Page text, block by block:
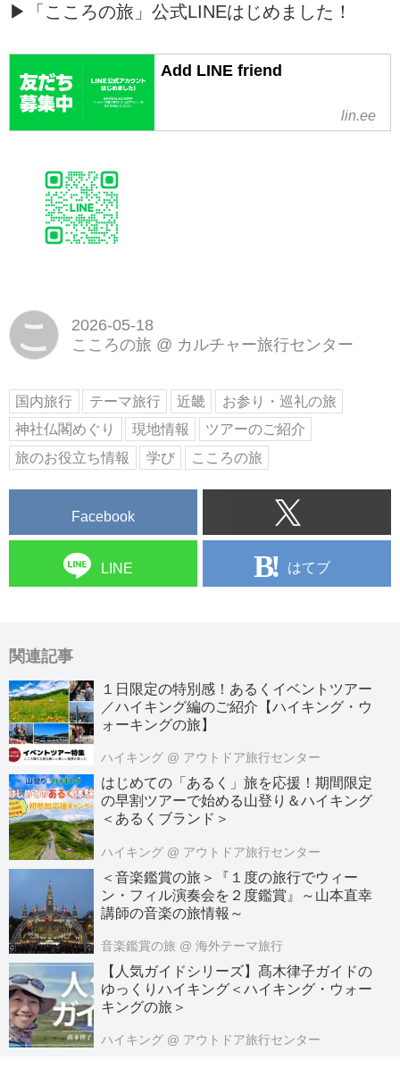
▶「こころの旅」公式LINEはじめました！
Add LINE friend
lin.ee
こ
2026-05-18
こころの旅 @ カルチャー旅行センター
国内旅行 テーマ旅行 近畿
お参り・巡礼の旅
神社仏閣めぐり
現地情報
ツアーのご紹介
旅のお役立ち情報
学び こころの旅
Facebook
LINE はてブ
関連記事
１日限定の特別感！あるくイベントツアー
／ハイキング編のご紹介【ハイキング・ウ
ォーキングの旅】
ハイキング @ アウトドア旅行センター
はじめての「あるく」旅を応援！期間限定
の早割ツアーで始める山登り＆ハイキング
＜あるくブランド＞
ハイキング @ アウトドア旅行センター
＜音楽鑑賞の旅＞『１度の旅行でウィー
ン・フィル演奏会を２度鑑賞』～山本直幸
講師の音楽の旅情報～
音楽鑑賞の旅 @ 海外テーマ旅行
【人気ガイドシリーズ】髙木律子ガイドの
ゆっくりハイキング＜ハイキング・ウォー
キングの旅＞
ハイキング @ アウトドア旅行センター